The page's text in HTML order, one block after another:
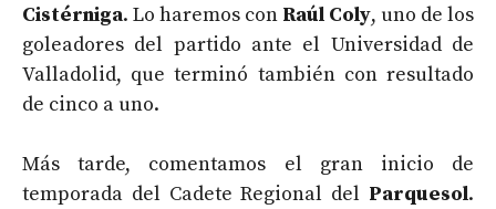
Cistérniga. Lo haremos con Raúl Coly, uno de los
goleadores del partido ante el Universidad de
Valladolid, que terminó también con resultado
de cinco a uno.
Más tarde, comentamos el gran inicio de
temporada del Cadete Regional del Parquesol.